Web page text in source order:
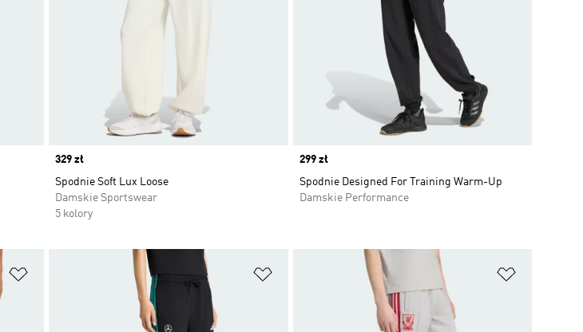
Price
329 zł
Spodnie Soft Lux Loose
Damskie Sportswear
5 kolory
Price
299 zł
Spodnie Designed For Training Warm-Up
Damskie Performance
Dodaj do listy życzeń Dodaj do listy życzeń